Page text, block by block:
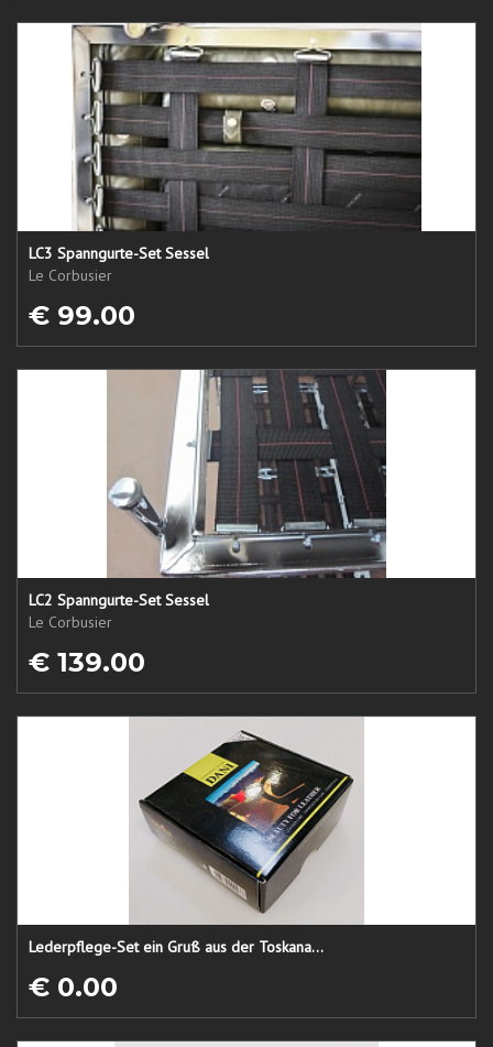
LC3 Spanngurte-Set Sessel
Le Corbusier
€ 99.00
LC2 Spanngurte-Set Sessel
Le Corbusier
€ 139.00
Lederpflege-Set ein Gruß aus der Toskana...
€ 0.00